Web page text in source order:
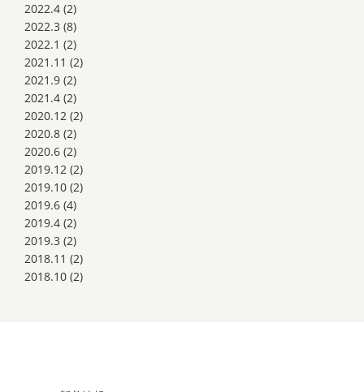
2022.4 (2)
2022.3 (8)
2022.1 (2)
2021.11 (2)
2021.9 (2)
2021.4 (2)
2020.12 (2)
2020.8 (2)
2020.6 (2)
2019.12 (2)
2019.10 (2)
2019.6 (4)
2019.4 (2)
2019.3 (2)
2018.11 (2)
2018.10 (2)